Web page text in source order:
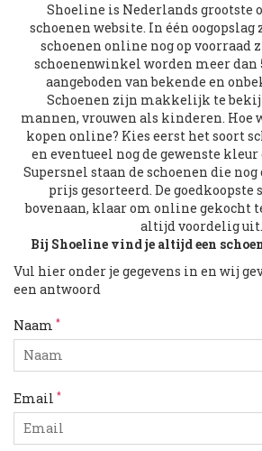
Shoeline is Nederlands grootste
schoenen website. In één
schoenen online nog op voorraad
schoenenwinkel worden meer dan
aangeboden van bekende en
Schoenen zijn makkelijk te
mannen, vrouwen als kinderen. Hoe
kopen online? Kies eerst het soort
en eventueel nog de gewenste
Supersnel staan de schoenen die
prijs gesorteerd. De goedkoopste
bovenaan, klaar om online gekocht
altijd voordelig uit.
Bij Shoeline vind je altijd een
Vul hier onder je gegevens in en wij
een antwoord
Naam *
Email *